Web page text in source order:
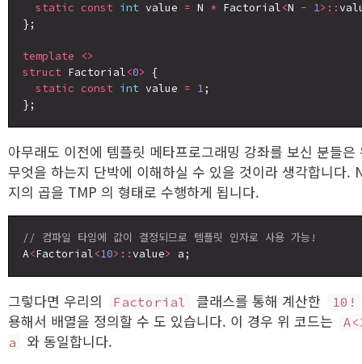
static const int value = N * Factorial<N - 1>::
};
template
<>
struct Factorial<0>
{
static const int value = 1;
아무래도 이전에 템플릿 메타프로그래밍 강좌를 보신 분들은
무엇을 하는지 단박에 이해하실 수 있을 것이라 생각합니다.
지의 곱을 TMP 의 형태로 수행하게 됩니다.
// 컴파일 타임에 값이 결정되므로 템플릿 인자로 사용 가능!
A<Factorial<10>::value>
그렇다면 우리의 Factorial 클래스를 통해 계산한 10!
용해서 배열을 정의할 수 도 있습니다. 이 경우 위 코드는
a
와 동일합니다.